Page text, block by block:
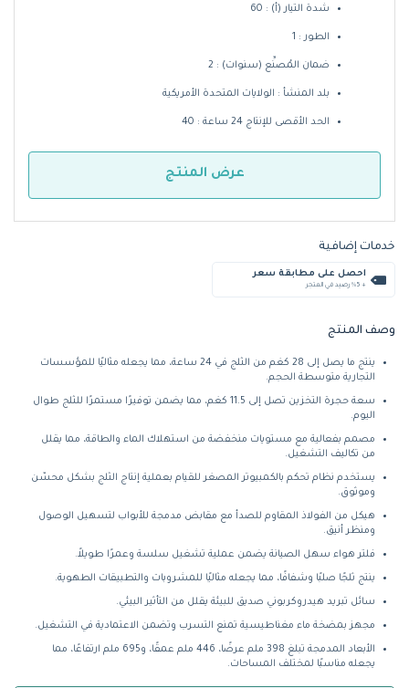
شدة التيار (أ) : 60
الطور : 1
ضمان المُصنِّع (سنوات) : 2
بلد المنشأ : الولايات المتحدة الأمريكية
الحد الأقصى للإنتاج 24 ساعة : 40
عرض المنتج
خدمات إضافية
احصل على مطابقة سعر
+ %5 رصيد في المتجر
وصف المنتج
ينتج ما يصل إلى 28 كغم من الثلج في 24 ساعة، مما يجعله مثاليًا للمؤسسات
التجارية متوسطة الحجم.
سعة حجرة التخزين تصل إلى 11.5 كغم، مما يضمن توفيرًا مستمرًا للثلج طوال
اليوم.
مصمم بفعالية مع مستويات منخفضة من استهلاك الماء والطاقة، مما يقلل
من تكاليف التشغيل.
يستخدم نظام تحكم بالكمبيوتر المصغر للقيام بعملية إنتاج الثلج بشكل محسّن
وموثوق.
هيكل من الفولاذ المقاوم للصدأ مع مقابض مدمجة للأبواب لتسهيل الوصول
ومنظر أنيق.
فلتر هواء سهل الصيانة يضمن عملية تشغيل سلسة وعمرًا طويلاً.
ينتج ثلجًا صلبًا وشفافًا، مما يجعله مثاليًا للمشروبات والتطبيقات الطهوية.
سائل تبريد هيدروكربوني صديق للبيئة يقلل من التأثير البيئي.
مجهز بمضخة ماء مغناطيسية تمنع التسرب وتضمن الاعتمادية في التشغيل.
الأبعاد المدمجة تبلغ 398 ملم عرضًا، 446 ملم عمقًا، و695 ملم ارتفاعًا، مما
يجعله مناسبًا لمختلف المساحات.